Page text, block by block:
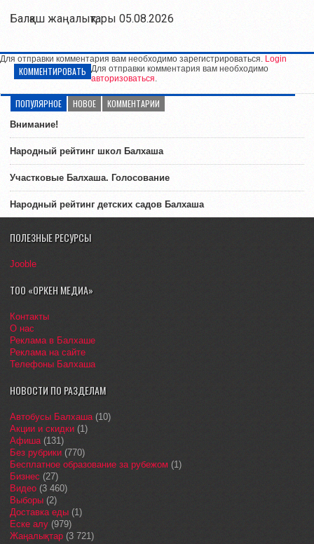
Балқаш жаңалықтары 05.08.2026
Для отправки комментария вам необходимо зарегистрироваться. Login
КОММЕНТИРОВАТЬ Для отправки комментария вам необходимо
авторизоваться.
ПОПУЛЯРНОЕ НОВОЕ КОММЕНТАРИИ
Внимание!
Народный рейтинг школ Балхаша
Участковые Балхаша. Голосование
Народный рейтинг детских садов Балхаша
ПОЛЕЗНЫЕ РЕСУРСЫ
Jooble
ТОО «ОРКЕН МЕДИА»
Контакты
О нас
Реклама в Балхаше
Реклама на сайте
Телефоны Балхаша
НОВОСТИ ПО РАЗДЕЛАМ
Автобусы Балхаша(10)
Акции и скидки (1)
Афиша(131)
Без рубрики (770)
Бесплатное образование за рубежом (1)
Бизнес (27)
Видео (3 460)
Выборы (2)
Доставка еды (1)
Еске алу (979)
Жаңалықтар (3 721)